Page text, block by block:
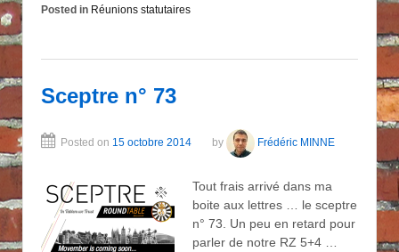
Posted in Réunions statutaires
Sceptre n° 73
Posted on 15 octobre 2014 by Frédéric MINNE
Tout frais arrivé dans ma
boite aux lettres … le sceptre
n° 73. Un peu en retard pour
parler de notre RZ 5+4 …